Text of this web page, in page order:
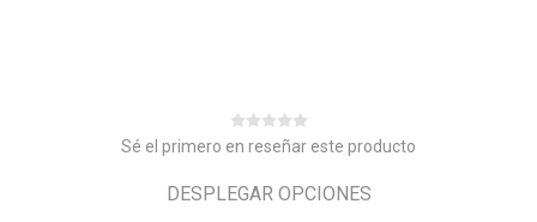
Sé el primero en reseñar este producto
DESPLEGAR OPCIONES